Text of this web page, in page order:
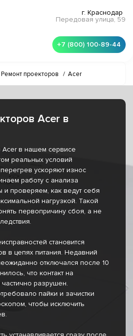
г. Краснодар
Передовая улица, 59
+7 (800) 100-89-44
Ремонт проекторов / Acer
Acer в
Acer в нашем сервисе
реальных условий
ускоряют износ
работу с анализа
и проверяем, как ведут себя
нагрузкой. Такой
первопричину сбоя, а не
становится
в цепях питания. Недавний
отключался после 10
что контакт на
разрушен.
пайки и зачистки
чтобы исключить